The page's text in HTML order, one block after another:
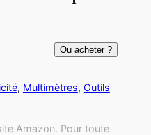
Ou acheter ?
, Multimètres, Outils
Amazon. Pour toute